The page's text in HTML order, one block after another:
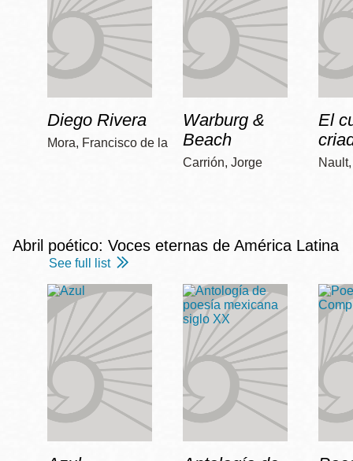
Diego Rivera
Mora, Francisco de la
Warburg &
Beach
Carrión, Jorge
El
Abril poético: Voces eternas de América Latina
See full list